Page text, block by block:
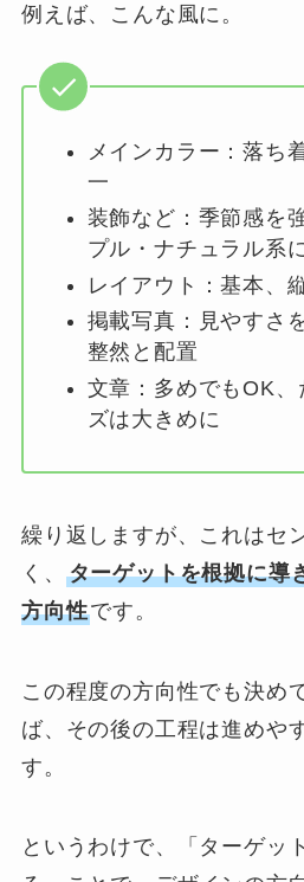
例えば、こんな風に。
メインカラー：落ち
一
装飾など：季節感を
プル・ナチュラル系
レイアウト：基本、
掲載写真：見やすさ
整然と配置
文章：多めでもOK、
ズは大きめに
繰り返しますが、これはセ
く、 ターゲットを根拠に導
方向性です。
この程度の方向性でも決め
ば、その後の工程は進めや
す。
というわけで、「ターゲッ